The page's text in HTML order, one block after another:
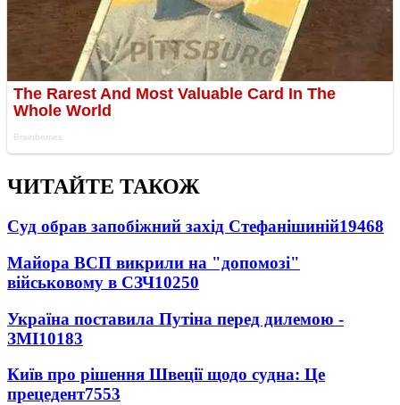
ЧИТАЙТЕ ТАКОЖ
Суд обрав запобіжний захід Стефанішиній19468
Майора ВСП викрили на "допомозі"
військовому в СЗЧ10250
Україна поставила Путіна перед дилемою -
ЗМІ10183
Київ про рішення Швеції щодо судна: Це
прецедент7553